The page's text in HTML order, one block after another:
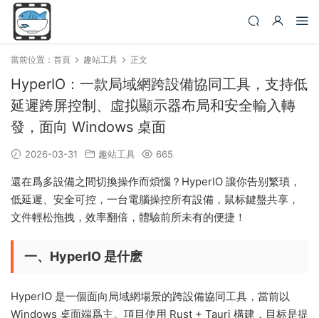
當前位置： 首頁 趣站工具 正文
HyperIO：一款局域網跨設備協同工具，支持低
延遲跨屏控制、虛拟顯示器布局和安全輸入轉
發，面向 Windows 桌面
2026-03-31 趣站工具 665
還在爲多設備之間切換操作而煩惱？HyperIO 讓你告别繁瑣，
低延遲、安全可控，一台電腦操控所有設備，鼠标鍵盤共享，
文件輕松拖拽，效率翻倍，體驗前所未有的便捷！
一、HyperIO 是什麽
HyperIO 是一個面向局域網場景的跨設備協同工具，當前以
Windows 桌面端爲主。項目使用 Rust + Tauri 構建，目标是提